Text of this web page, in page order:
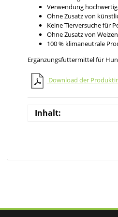
Verwendung
Ohne Zusatz von
Keine Tierversuche für
Ohne Zusatz von
100 % klimaneutrale
Ergänzungsfuttermittel für
Download der
Inhalt: